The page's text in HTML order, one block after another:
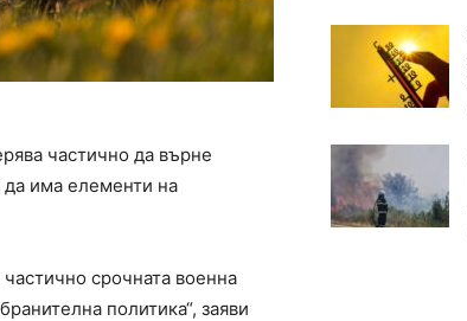
частично да върне
има елементи на
срочната военна
политика“, заяви